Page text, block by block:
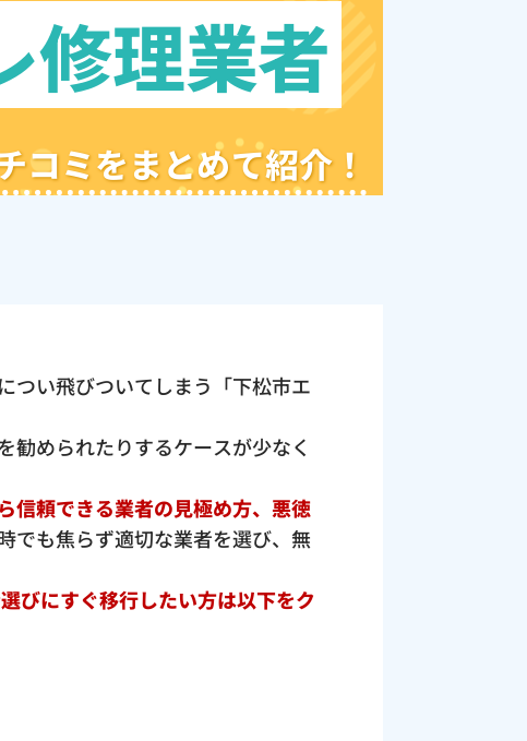
修理業者
コミをまとめて紹介！
つい飛びついてしまう「下松市エ
勧められたりするケースが少なく
信頼できる業者の見極め方、悪徳
でも焦らず適切な業者を選び、無
びにすぐ移行したい方は以下をク